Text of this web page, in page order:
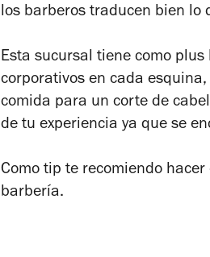
los barberos traducen bien lo
Esta sucursal tiene como plus
corporativos en cada
comida para un corte de
de tu experiencia ya que se
Como tip te recomiendo
barbería.